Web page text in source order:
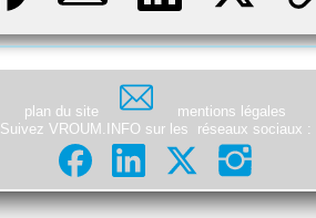
plan du site
mentions légales
Suivez VROUM.INFO sur les
réseaux sociaux :